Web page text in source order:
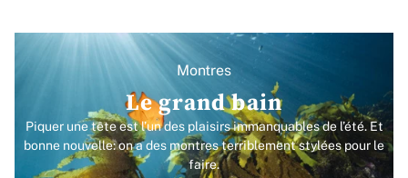
Montres
Le grand bain
Piquer une tête est l’un des plaisirs immanquables de l’été. Et
bonne nouvelle: on a des montres terriblement stylées pour le
faire.